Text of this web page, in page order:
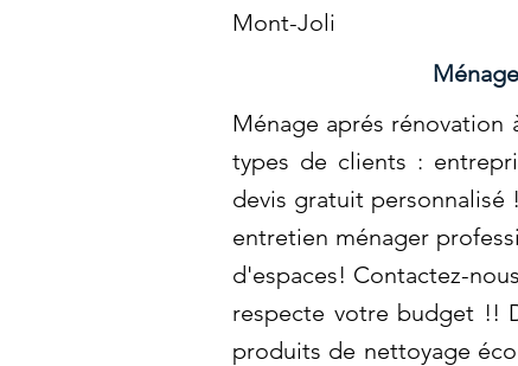
Mont-Joli
Ménage aprés
types de clients :
devis gratuit personnalisé
entretien ménager
d'espaces! Contactez-
respecte votre budget !!
produits de nettoyage